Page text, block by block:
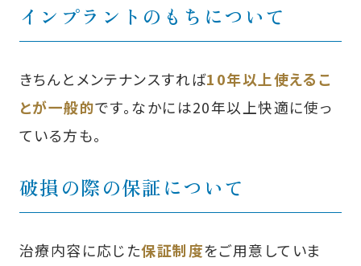
インプラントのもちについて
きちんとメンテナンスすれば10年以上使えるこ
とが一般的です。なかには20年以上快適に使っ
ている方も。
破損の際の保証について
治療内容に応じた保証制度をご用意していま